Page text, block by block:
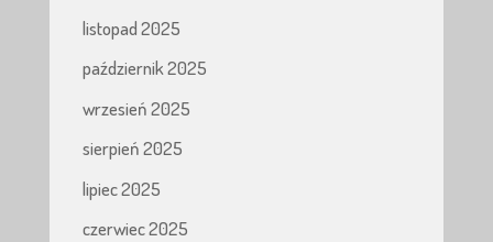
listopad 2025
październik 2025
wrzesień 2025
sierpień 2025
lipiec 2025
czerwiec 2025